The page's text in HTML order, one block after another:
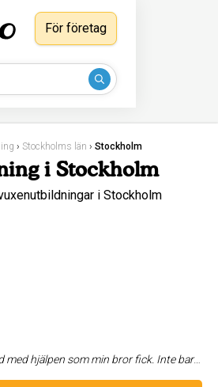
För företag
› Stockholms län › Stockholm
i Stockholm
i Stockholm
bror fick. Inte bara att han klarade sina tentor utan även självförtroendet han fick på köpet. Kan varmt rekommendera Allakando!